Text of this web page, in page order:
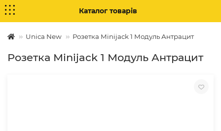
Каталог товарів
Unica New Розетка Minijack 1 Модуль Антрацит
Розетка Minijack 1 Модуль Антрацит